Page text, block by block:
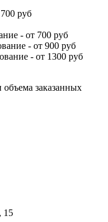
руб
- от 700 руб
- от 900 руб
- от 1300 руб
объема заказанных
15